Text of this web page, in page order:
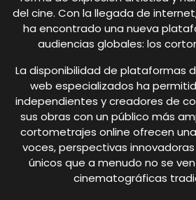
del cine. Con la llegada de
ha encontrado una nueva
audiencias globales: los
La disponibilidad de plataformas
web especializados ha
independientes y creadores de
sus obras con un público más
cortometrajes online ofrecen
voces, perspectivas
únicos que a menudo no se
cinematográficas